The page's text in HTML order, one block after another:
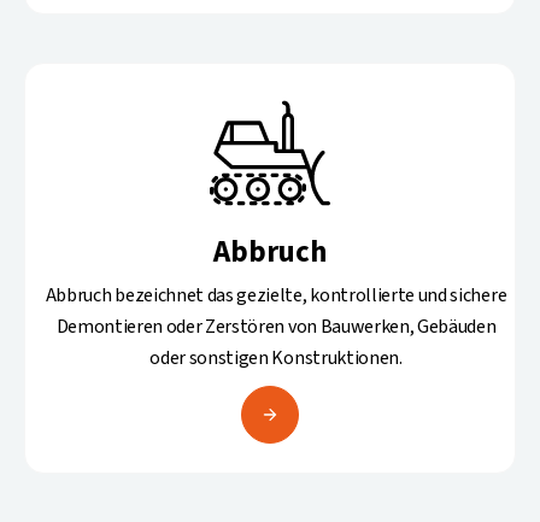
Abbruch
Abbruch bezeichnet das gezielte, kontrollierte und sichere
Demontieren oder Zerstören von Bauwerken, Gebäuden
oder sonstigen Konstruktionen.